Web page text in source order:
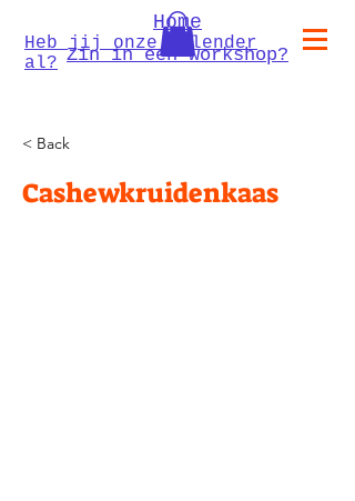
Heb jij onze kalender
al? Zin in een workshop?
Home
< Back
Cashewkruidenkaas